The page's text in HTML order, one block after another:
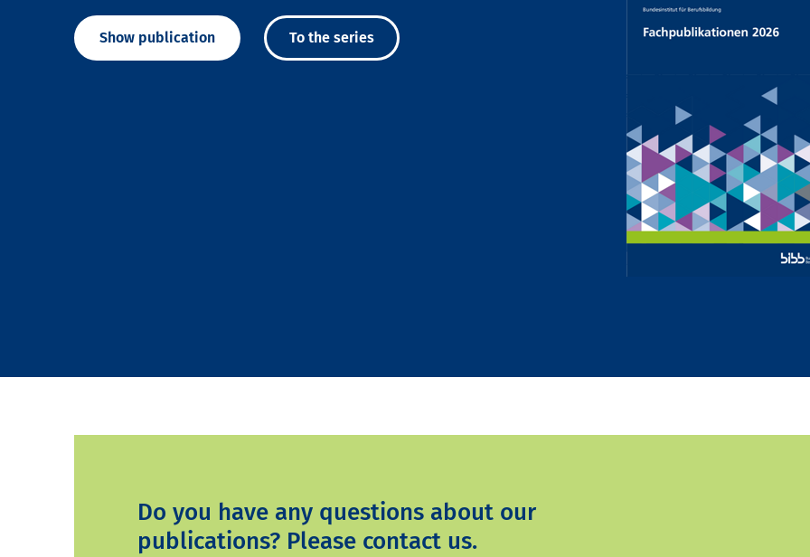
Show publication To the series
Do you have any questions about our
publications? Please contact us.